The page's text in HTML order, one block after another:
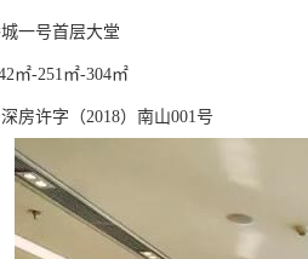
一号首层大堂
㎡-251㎡-304㎡
房许字（2018）南山001号